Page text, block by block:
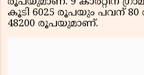
കൂടി 6025 രൂപയും പവന്
48200 രൂപയുമാണ്.